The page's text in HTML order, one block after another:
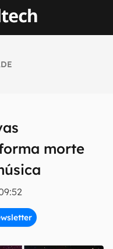
morte
em primeira
Canaltech.